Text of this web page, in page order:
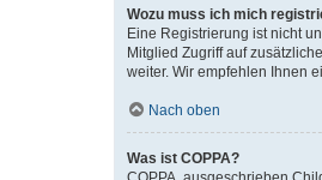
Wozu muss ich mich
Eine Registrierung ist nicht
Mitglied Zugriff auf
weiter. Wir empfehlen Ihnen
Nach oben
Was ist COPPA?